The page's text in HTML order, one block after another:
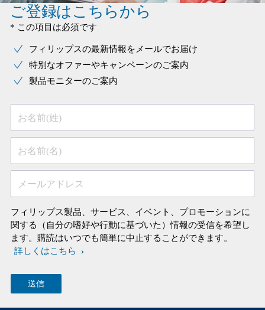
ご登録はこちらから
* この項目は必須です
フィリップスの最新情報をメールでお届け
特別なオファーやキャンペーンのご案内
製品モニターのご案内
お名前(姓)
お名前(名)
メールアドレス
フィリップス製品、サービス、イベント、プロモーションに
関する（自分の嗜好や行動に基づいた）情報の受信を希望し
ます。購読はいつでも簡単に中止することができます。
詳しくはこちら